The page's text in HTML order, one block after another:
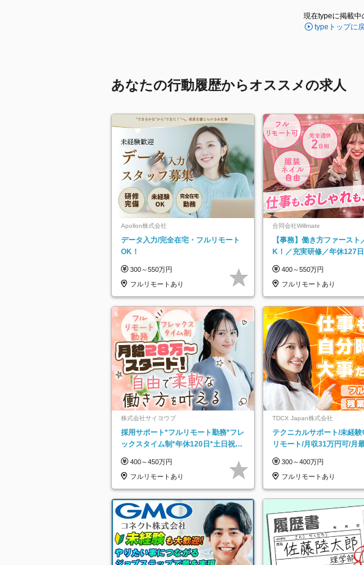
現在typeに掲載中
typeトップに
あなたの行動履歴からオススメの求人
Apollon株式会社
データ入力/完全在宅・フルリモート
OK！
300～550万円
フルリモートあり
合同会社Willmate
【事務】働き方ファースト
K！／充実研修／年休127
400～550万円
フルリモートあり
株式会社サイヨウブ
採用サポート*フルリモート勤務*フレ
ックスタイム制*年休120日*土日祝休
400～450万円
フルリモートあり
TDCX Japan株式会社
テクニカルサポート/未経
リモート/月収31万円可/月
300～400万円
フルリモートあり